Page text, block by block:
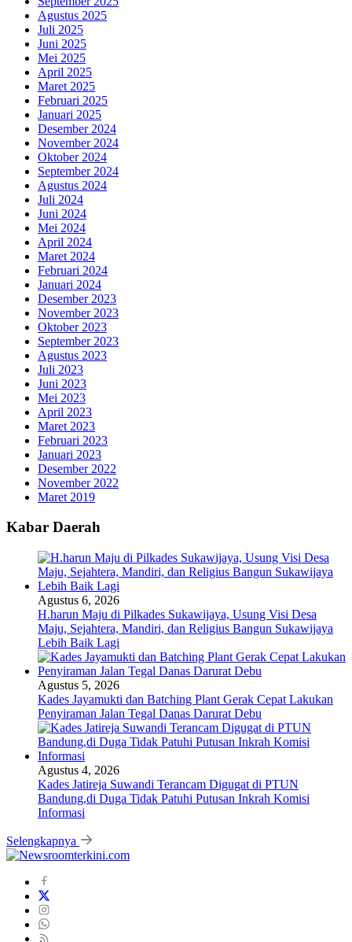
Agustus 2025
Juli 2025
Juni 2025
Mei 2025
April 2025
Maret 2025
Februari 2025
Januari 2025
Desember 2024
November 2024
Oktober 2024
September 2024
Agustus 2024
Juli 2024
Juni 2024
Mei 2024
April 2024
Maret 2024
Februari 2024
Januari 2024
Desember 2023
November 2023
Oktober 2023
September 2023
Agustus 2023
Juli 2023
Juni 2023
Mei 2023
April 2023
Maret 2023
Februari 2023
Januari 2023
Desember 2022
November 2022
Maret 2019
Kabar Daerah
Agustus 6, 2026
H.harun Maju di Pilkades Sukawijaya, Usung Visi Desa
Maju, Sejahtera, Mandiri, dan Religius Bangun Sukawijaya
Lebih Baik Lagi
Agustus 5, 2026
Kades Jayamukti dan Batching Plant Gerak Cepat Lakukan
Penyiraman Jalan Tegal Danas Darurat Debu
Agustus 4, 2026
Kades Jatireja Suwandi Terancam Digugat di PTUN
Bandung,di Duga Tidak Patuhi Putusan Inkrah Komisi
Informasi
Selengkapnya